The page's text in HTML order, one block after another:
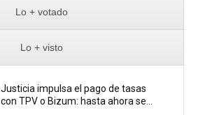
Lo + votado
Lo + visto
Justicia impulsa el pago de tasas
con TPV o Bizum: hasta ahora se...